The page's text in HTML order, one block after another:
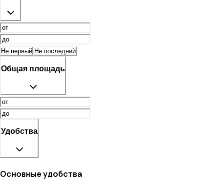
Не первый Не последний
Общая площадь
Удобства
Основные удобства